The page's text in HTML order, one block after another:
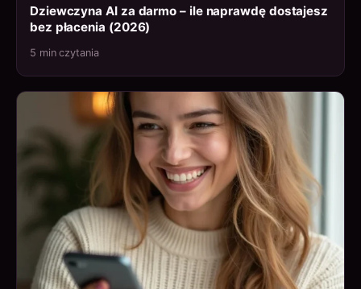
Dziewczyna AI za darmo – ile naprawdę dostajesz
bez płacenia (2026)
5 min czytania